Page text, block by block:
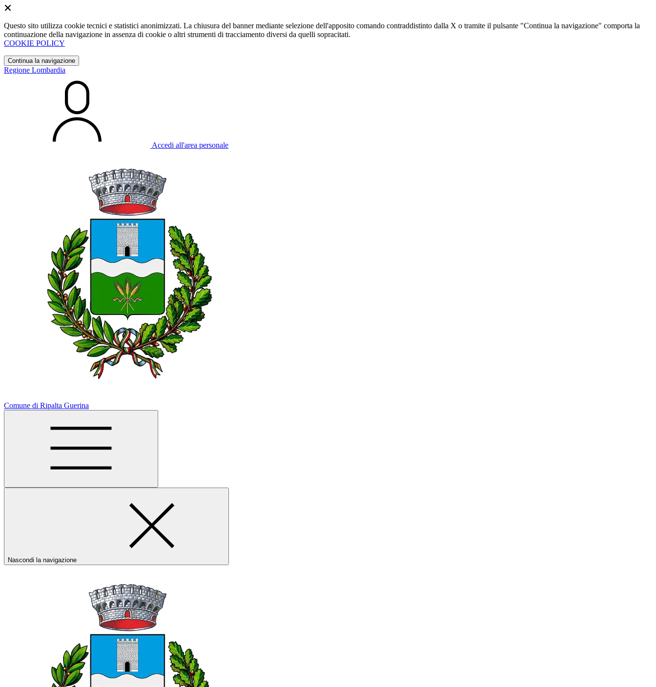
Questo sito utilizza cookie tecnici e statistici anonimizzati. La chiusura del banner mediante selezione dell'apposito comando contraddistinto dalla X o tramite il pulsante "Continua la navigazione" comporta la
continuazione della navigazione in assenza di cookie o altri strumenti di tracciamento diversi da quelli sopracitati.
COOKIE POLICY
Continua la navigazione
Regione Lombardia
Accedi all'area personale
Comune di Ripalta Guerina
Nascondi la navigazione